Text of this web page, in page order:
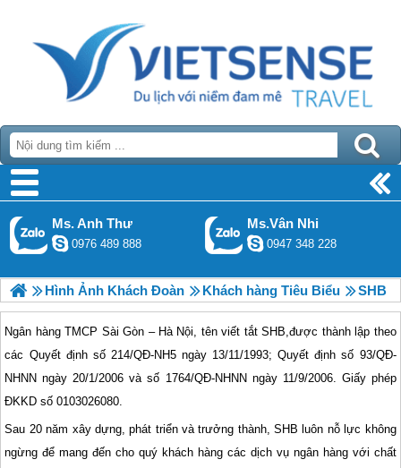
Ms. Anh Thư
0976 489 888
Ms.Vân Nhi
0947 348 228
Hình Ảnh Khách Đoàn Khách hàng Tiêu Biểu SHB
Ngân hàng TMCP Sài Gòn – Hà Nội, tên viết tắt SHB,được thành lập theo
các Quyết định số 214/QÐ-NH5 ngày 13/11/1993; Quyết định số 93/QÐ-
NHNN ngày 20/1/2006 và số 1764/QÐ-NHNN ngày 11/9/2006. Giấy phép
ĐKKD số 0103026080.
Sau 20 năm xây dựng, phát triển và trưởng thành, SHB luôn nỗ lực không
ngừng để mang đến cho quý khách hàng các dịch vụ ngân hàng với chất